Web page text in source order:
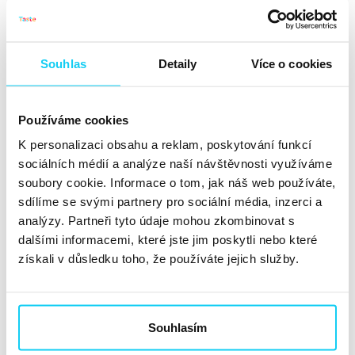
Souhlas Detaily Více o cookies
Používáme cookies
K personalizaci obsahu a reklam, poskytování funkcí
sociálních médií a analýze naší návštěvnosti využíváme
soubory cookie. Informace o tom, jak náš web používáte,
sdílíme se svými partnery pro sociální média, inzerci a
analýzy. Partneři tyto údaje mohou zkombinovat s
dalšími informacemi, které jste jim poskytli nebo které
získali v důsledku toho, že používáte jejich služby.
Souhlasím
vymyslet claim, napsat PR článek nebo copy na sociální
Máte produkt a musíte hledat cílovou skupinu.
recyklované sešity? Tonda, který miluje Elona Muska?
Nebo Anežka, která má ráda kreslení a přírodu? Chápete
Musíte vzít v úvahu všechny informace, které se o cílové
skupině dozvíte.
A ano, může to trvat dlouho.
Ale vyplatí se to.
Zamyslete se nad sebou